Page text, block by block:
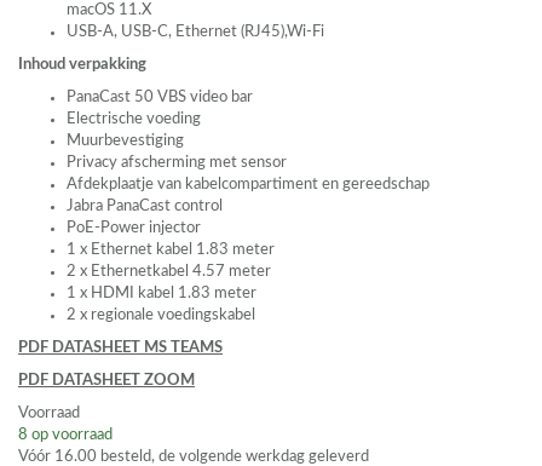
macOS 11.X
USB-A, USB-C, Ethernet (RJ45),Wi-Fi
Inhoud verpakking
PanaCast 50 VBS video bar
Electrische voeding
Muurbevestiging
Privacy afscherming met sensor
Afdekplaatje van kabelcompartiment en gereedschap
Jabra PanaCast control
PoE-Power injector
1 x Ethernet kabel 1.83 meter
2 x Ethernetkabel 4.57 meter
1 x HDMI
kabel 1.83 meter
2 x regionale voedingskabel
PDF DATASHEET MS TEAMS
PDF DATASHEET ZOOM
Voorraad
8 op voorraad
Vóór 16.00 besteld, de volgende werkdag geleverd